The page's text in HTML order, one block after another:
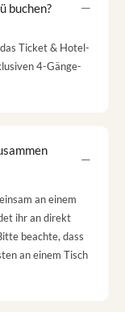
buchen?
Ticket & Hotel-
4-Gänge-
an einem
ihr an direkt
beachte, dass
an einem Tisch